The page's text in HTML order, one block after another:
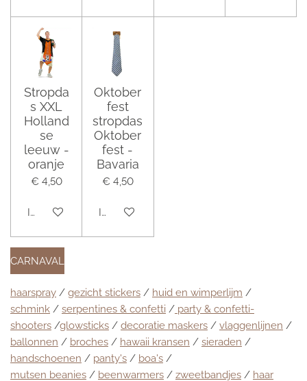
Stropda
s XXL
Holland
se
leeuw -
oranje
€ 4,50
In winkelwagen
Oktober
fest
stropdas
Oktober
fest -
Bavaria
€ 4,50
In winkelwagen
CARNAVAL
haarspray / gezicht stickers / huid en wimperlijm /
schmink / serpentines & confetti / party & confetti-
shooters /glowsticks / decoratie maskers / vlaggenlijnen /
ballonnen / broches / hawaii kransen / sieraden /
handschoenen / panty's / boa's /
mutsen beanies / beenwarmers / zweetbandjes / haar